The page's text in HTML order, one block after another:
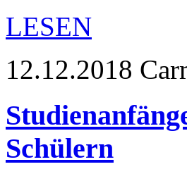
LESEN
12.12.2018
Schülern